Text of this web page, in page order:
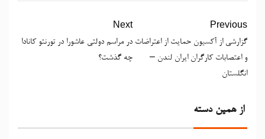
Previous
گزارشی از آکسیون حمایت از اعتراضات
و اعتصابات کارگران ایران لندن –
انگلستان
Next
در مراسم دولتی عاشورا در تورنتو کانادا
چه گذشت؟
از همین دسته